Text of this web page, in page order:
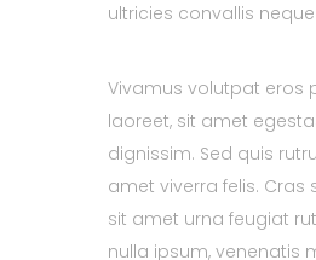
ultricies convallis neque.
Vivamus volutpat eros
laoreet, sit amet
dignissim. Sed quis
amet viverra felis. Cras
sit amet urna feugiat
nulla ipsum, venenatis